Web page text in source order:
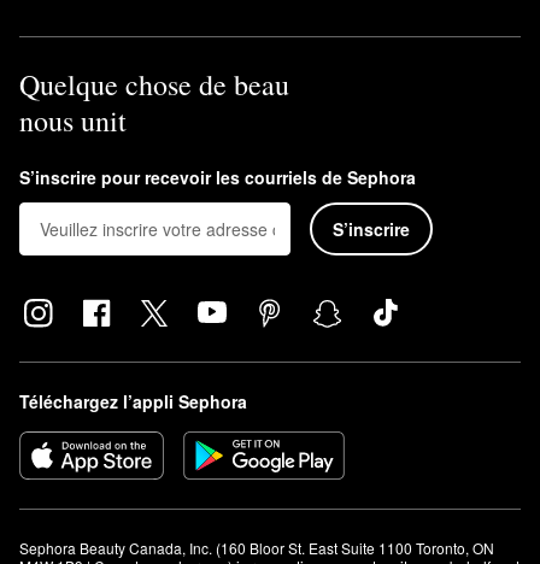
Quelque chose de beau
nous unit
S’inscrire pour recevoir les courriels de Sephora
S’inscrire
Téléchargez l’appli Sephora
Sephora Beauty Canada, Inc. (160 Bloor St. East Suite 1100 Toronto, ON